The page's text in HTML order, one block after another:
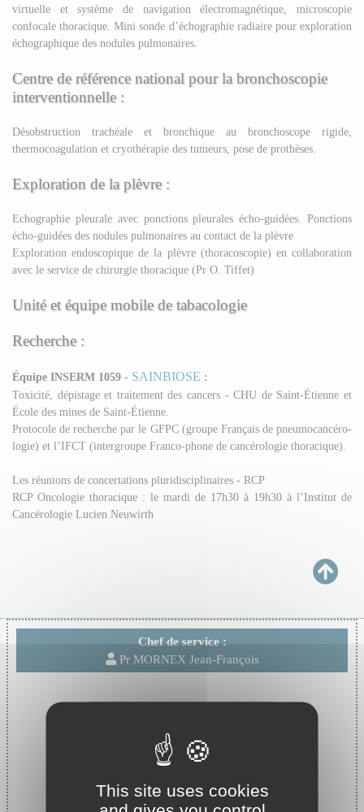
Chef de service :
Pr MORNEX Jean-François
virtuelle et système de navigation électromagnétique, microscopie
confocale thoracique. Mini sonde d’échographie radiaire pour exploration
échographique des nodules pulmonaires.
Centre de référence national pour la bronchoscopie
interventionnelle :
Désobstruction trachéale et bronchique au bronchoscope rigide,
thermocoagulation et cryothérapie des tumeurs, pose de prothèses.
Exploration de la plèvre :
Echographie pleurale avec ponctions pleurales écho-guidées. Ponctions
écho-guidées des nodules pulmonaires au contact de la plèvre
Exploration endoscopique de la plèvre (thoracoscopie) en collaboration
avec le service de chirurgie thoracique (Pr O. Tiffet)
Unité et équipe mobile de tabacologie
Recherche :
Équipe INSERM 1059 - SAINBIOSE :
Toxicité, dépistage et traitement des cancers - CHU de Saint-Étienne et
École des mines de Saint-Étienne.
Protocole de recherche par le GFPC (groupe Français de pneumocancéro-
logie) et l’IFCT (intergroupe Franco-phone de cancérologie thoracique).
Les réunions de concertations pluridisciplinaires - RCP
RCP Oncologie thoracique : le mardi de 17h30 à 19h30 à l’Institut de
Cancérologie Lucien Neuwirth
This site uses cookies